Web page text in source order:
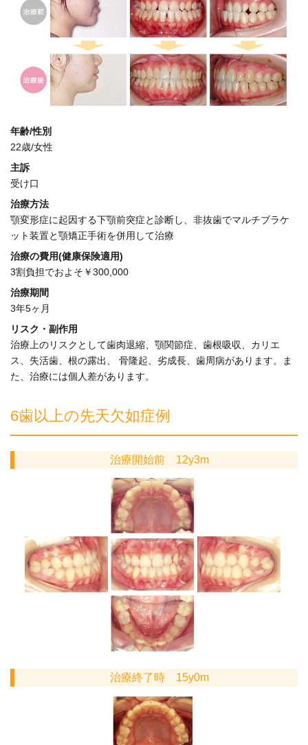
年齢/性別
22歳/女性
主訴
受け口
治療方法
顎変形症に起因する下顎前突症と診断し、非抜歯でマルチブラケ
ット装置と顎矯正手術を併用して治療
治療の費用(健康保険適用)
3割負担でおよそ￥300,000
治療期間
3年5ヶ月
リスク・副作用
治療上のリスクとして歯肉退縮、顎関節症、歯根吸収、カリエ
ス、失活歯、根の露出、 骨隆起、劣成長、歯周病があります。ま
た、治療には個人差があります。
6歯以上の先天欠如症例
治療開始前 12y3m
治療終了時 15y0m